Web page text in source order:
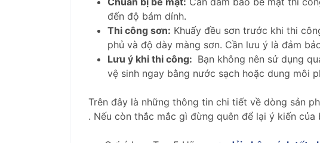
đến độ bám dính.
Thi công sơn: Khuấy đều sơn trước khi thi
phủ và độ dày màng sơn. Cần lưu ý là đảm
Lưu ý khi thi công: Bạn không nên sử dụng
vệ sinh ngay bằng nước sạch hoặc dung môi
Trên đây là những thông tin chi tiết về dòng sản
. Nếu còn thắc mắc gì đừng quên để lại ý kiến của